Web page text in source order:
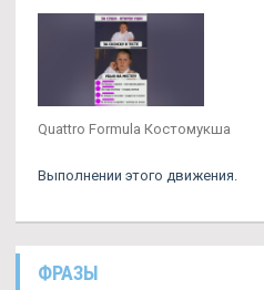
Quattro Formula Костомукша
Выполнении этого движения.
ФРАЗЫ